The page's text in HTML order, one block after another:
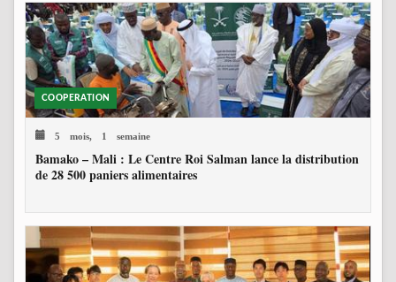
COOPERATION
5 mois, 1 semaine
Bamako – Mali : Le Centre Roi Salman lance la distribution
de 28 500 paniers alimentaires